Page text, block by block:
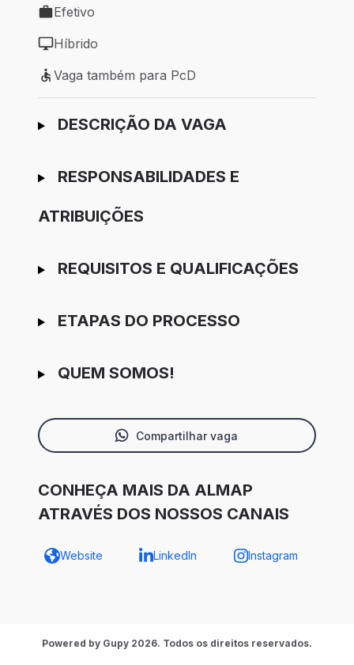
Tipo de vaga: Efetivo
Efetivo
Modelo de trabalho: Híbrido
Híbrido
Vaga também para PcD
Vaga também para PcD
Ir para candidatura
DESCRIÇÃO DA VAGA
RESPONSABILIDADES E
ATRIBUIÇÕES
REQUISITOS E QUALIFICAÇÕES
ETAPAS DO PROCESSO
QUEM SOMOS!
Compartilhar vaga
CONHEÇA MAIS DA ALMAP
ATRAVÉS DOS NOSSOS CANAIS
Website LinkedIn Instagram
Powered by Gupy 2026. Todos os direitos reservados.